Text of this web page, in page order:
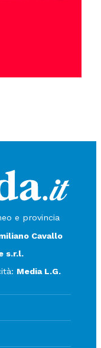
e provincia
Cavallo
s.r.l.
Media L.G.